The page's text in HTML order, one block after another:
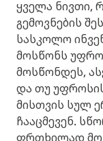
ყველა ნივთი,
გემოვნების
სასკოლო
მოსწონს
მოსწონდეს,
და თუ
მისთვის სულ
ჩააცმევენ.
ფრთხილად